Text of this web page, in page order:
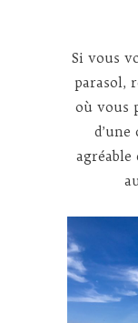
Si vous
parasol,
où vous
agréable